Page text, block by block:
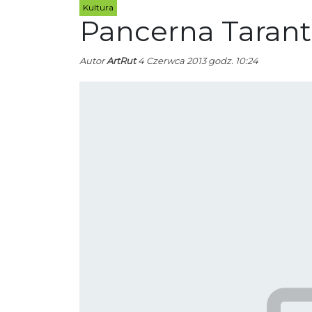
Kultura
Pancerna
AutorArtRut4 Czerwca 2013 godz. 10:24